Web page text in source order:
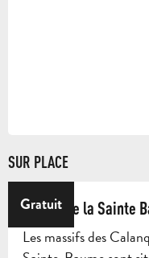
SUR PLACE
Gratuit
Massif de la Sainte
Les massifs des